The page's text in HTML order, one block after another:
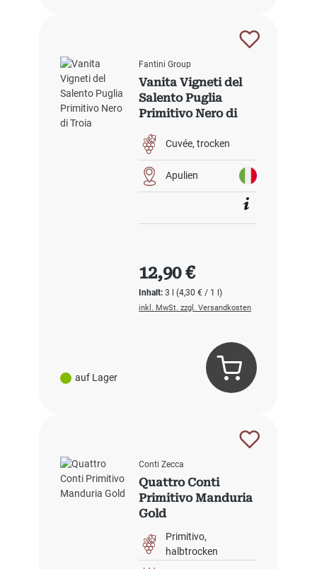
auf Lager
Fantini Group
Vanita Vigneti del
Salento Puglia
Primitivo Nero di
Cuvée trocken
Apulien
Inhalt:3 l(4,30 € / 1 l)
Regulärer Preis:
12,90 €
inkl. MwSt. zzgl. Versandkosten
Conti Zecca
Quattro Conti
Primitivo Manduria
Gold
Primitivo
halbtrocken